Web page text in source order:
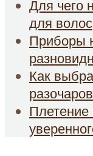
Для чего
для волос
Приборы
Как
Плетение